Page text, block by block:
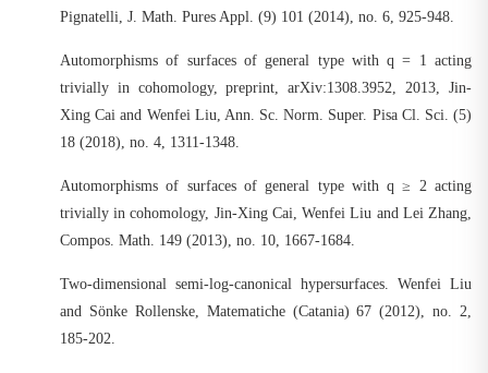
Pignatelli, J. Math. Pures Appl. (9) 101 (2014), no. 6, 925-948.
Automorphisms of surfaces of general type with q = 1 acting
trivially in cohomology, preprint, arXiv:1308.3952, 2013, Jin-
Xing Cai and Wenfei Liu, Ann. Sc. Norm. Super. Pisa Cl. Sci. (5)
18 (2018), no. 4, 1311-1348.
Automorphisms of surfaces of general type with q ≥ 2 acting
trivially in cohomology, Jin-Xing Cai, Wenfei Liu and Lei Zhang,
Compos. Math. 149 (2013), no. 10, 1667-1684.
Two-dimensional semi-log-canonical hypersurfaces. Wenfei Liu
and Sönke Rollenske, Matematiche (Catania) 67 (2012), no. 2,
185-202.